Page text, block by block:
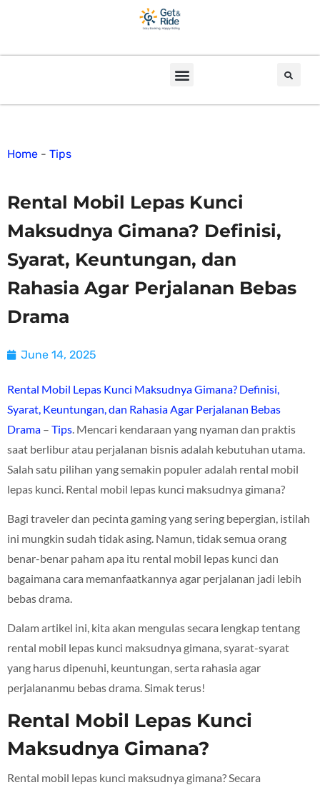
Home - Tips
Rental Mobil Lepas Kunci
Maksudnya Gimana? Definisi,
Syarat, Keuntungan, dan
Rahasia Agar Perjalanan Bebas
Drama
June 14, 2025
Rental Mobil Lepas Kunci Maksudnya Gimana? Definisi,
Syarat, Keuntungan, dan Rahasia Agar Perjalanan Bebas
Drama – Tips. Mencari kendaraan yang nyaman dan praktis
saat berlibur atau perjalanan bisnis adalah kebutuhan utama.
Salah satu pilihan yang semakin populer adalah rental mobil
lepas kunci. Rental mobil lepas kunci maksudnya gimana?
Bagi traveler dan pecinta gaming yang sering bepergian, istilah
ini mungkin sudah tidak asing. Namun, tidak semua orang
benar-benar paham apa itu rental mobil lepas kunci dan
bagaimana cara memanfaatkannya agar perjalanan jadi lebih
bebas drama.
Dalam artikel ini, kita akan mengulas secara lengkap tentang
rental mobil lepas kunci maksudnya gimana, syarat-syarat
yang harus dipenuhi, keuntungan, serta rahasia agar
perjalananmu bebas drama. Simak terus!
Rental Mobil Lepas Kunci
Maksudnya Gimana?
Rental mobil lepas kunci maksudnya gimana? Secara